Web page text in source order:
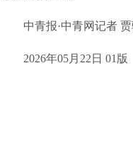
中青报·中青网记者 贾
2026年05月22日 01版